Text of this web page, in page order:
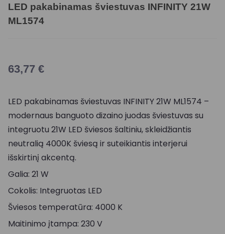
LED pakabinamas šviestuvas INFINITY 21W
ML1574
63,77 €
LED pakabinamas šviestuvas INFINITY 21W ML1574 –
modernaus banguoto dizaino juodas šviestuvas su
integruotu 21W LED šviesos šaltiniu, skleidžiantis
neutralią 4000K šviesą ir suteikiantis interjerui
išskirtinį akcentą.
Galia: 21 W
Cokolis: Integruotas LED
Šviesos temperatūra: 4000 K
Maitinimo įtampa: 230 V